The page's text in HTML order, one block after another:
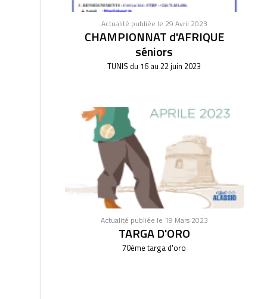
Actualité publiée le 29 Avril 2023
CHAMPIONNAT d'AFRIQUE
séniors
TUNIS du 16 au 22 juin 2023
Actualité publiée le 19 Mars 2023
TARGA D'ORO
70éme targa d'oro